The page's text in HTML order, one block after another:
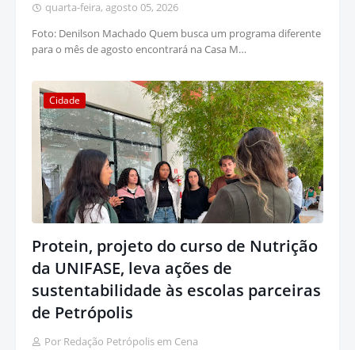
quarta-feira, agosto 05, 2026
Foto: Denilson Machado Quem busca um programa diferente
para o mês de agosto encontrará na Casa M…
Cidade
Protein, projeto do curso de Nutrição
da UNIFASE, leva ações de
sustentabilidade às escolas parceiras
de Petrópolis
Por Redação Petrópolis em Cena